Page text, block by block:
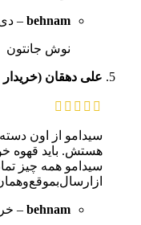
behnam
– دی 12,
نوش جانتون
علی دهقان
سیدامو از اون
هستش. باید قهوه
سیدامو همه چیز
behnam
–